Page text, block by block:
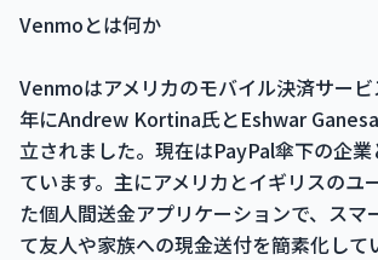
Venmoとは何か
Venmoはアメリカのモバイル決済サー
年にAndrew Kortina氏とEshwar
立されました。現在はPayPal傘下の企
ています。主にアメリカとイギリスのユ
た個人間送金アプリケーションで、スマ
て友人や家族への現金送付を簡素化して